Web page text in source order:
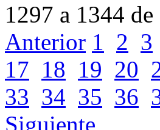
1297 a 1344
Anterior 1 2 3
17 18 19 20
33 34 35 36
Siguiente